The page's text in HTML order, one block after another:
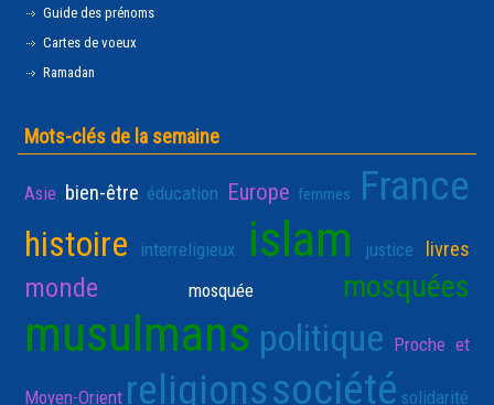
Guide des prénoms
Cartes de voeux
Ramadan
Mots-clés de la semaine
Asie bien-être éducation Europe femmes France
histoire interreligieux islam justice livres
monde mosquée mosquées
musulmans politique Proche et
Moyen-Orient religionssociété solidarité